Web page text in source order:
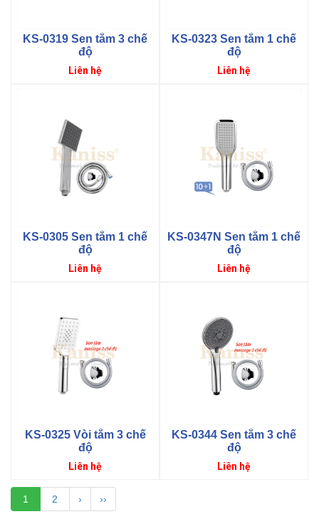
KS-0319 Sen tắm 3 chế
độ
Liên hệ
KS-0323 Sen tắm 1 chế
độ
Liên hệ
KS-0305 Sen tắm 1 chế
độ
Liên hệ
KS-0347N Sen tắm 1 chế
độ
Liên hệ
KS-0325 Vòi tắm 3 chế
độ
Liên hệ
KS-0344 Sen tắm 3 chế
độ
Liên hệ
1 2 › ››